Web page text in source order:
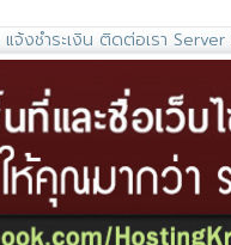
แจ้งชำระเงิน ติดต่อเรา Server